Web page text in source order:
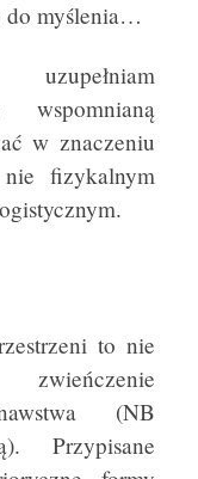
do myślenia…
wspomnianą
w znaczeniu
fizykalnym
to nie
(NB
Przypisane